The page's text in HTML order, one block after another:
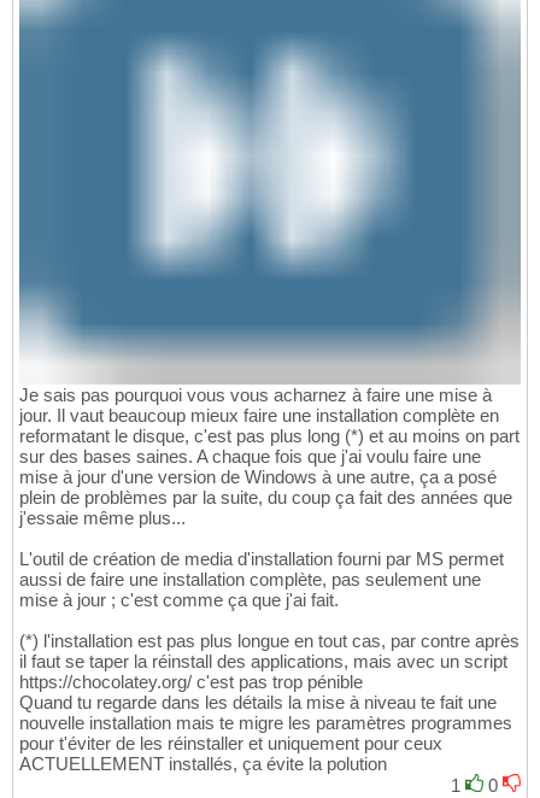
Je sais pas pourquoi vous vous acharnez à faire une mise à
jour. Il vaut beaucoup mieux faire une installation complète en
reformatant le disque, c'est pas plus long (*) et au moins on part
sur des bases saines. A chaque fois que j'ai voulu faire une
mise à jour d'une version de Windows à une autre, ça a posé
plein de problèmes par la suite, du coup ça fait des années que
j'essaie même plus...
L'outil de création de media d'installation fourni par MS permet
aussi de faire une installation complète, pas seulement une
mise à jour ; c'est comme ça que j'ai fait.
(*) l'installation est pas plus longue en tout cas, par contre après
il faut se taper la réinstall des applications, mais avec un script
https://chocolatey.org/ c'est pas trop pénible
Quand tu regarde dans les détails la mise à niveau te fait une
nouvelle installation mais te migre les paramètres programmes
pour t'éviter de les réinstaller et uniquement pour ceux
ACTUELLEMENT installés, ça évite la polution
1
0